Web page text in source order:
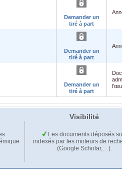
Demander un
tiré à part
Demander un
tiré à part
Demander un
tiré à part
Visibilité
Les documents déposés
indexés par les moteurs de
(Google Scholar,…).